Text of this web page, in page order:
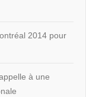
2014 pour
à une